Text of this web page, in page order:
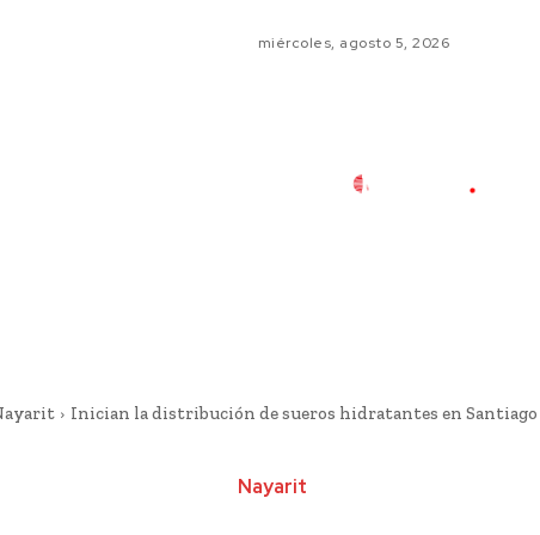
miércoles, agosto 5, 2026
Inician la distribución de sueros hidratantes en
Nayarit